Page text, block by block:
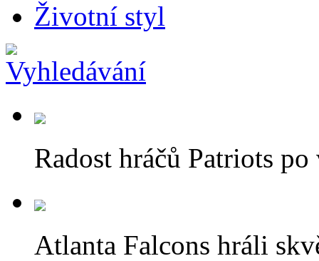
Životní styl
Radost hráčů Patriots
Atlanta Falcons hráli